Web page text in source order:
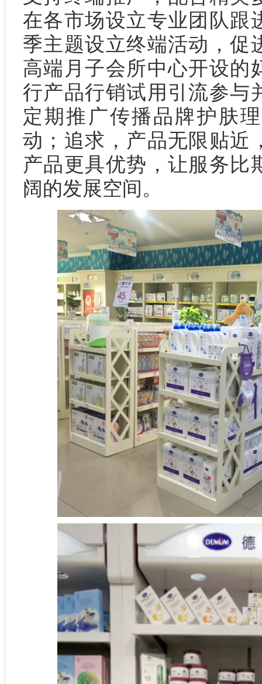
在各市场设立专业团队跟
季主题设立终端活动，促
高端月子会所中心开设的
行产品行销试用引流参与
定期推广传播品牌护肤
动；追求，产品无限贴近
产品更具优势，让服务比
阔的发展空间。